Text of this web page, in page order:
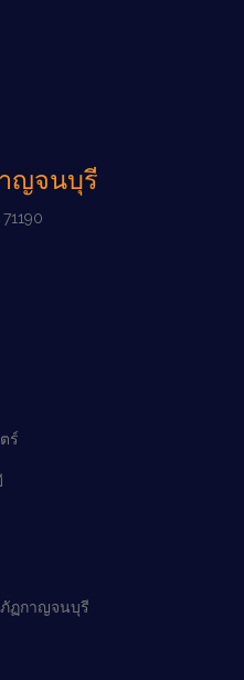
ญจนบุรี
ร์
ฏกาญจนบุรี